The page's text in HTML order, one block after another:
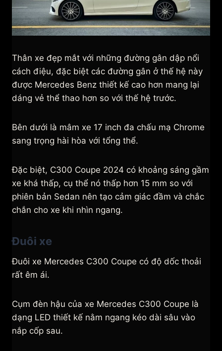
Thân xe đẹp mắt với những đường gân dập nổi
cách điệu, đặc biệt các đường gân ở thế hệ này
được Mercedes Benz thiết kế cao hơn mang lại
dáng vẻ thể thao hơn so với thế hệ trước.
Bên dưới là mâm xe 17 inch đa chấu mạ Chrome
sang trọng hài hòa với tổng thể.
Đặc biệt, C300 Coupe 2024 có khoảng sáng gầm
xe khá thấp, cụ thể nó thấp hơn 15 mm so với
phiên bản Sedan nên tạo cảm giác đầm và chắc
chắn cho xe khi nhìn ngang.
Đuôi xe
Đuôi xe Mercedes C300 Coupe có độ dốc thoải
rất êm ái.
Cụm đèn hậu của xe Mercedes C300 Coupe là
dạng LED thiết kế nằm ngang kéo dài sâu vào
nắp cốp sau.